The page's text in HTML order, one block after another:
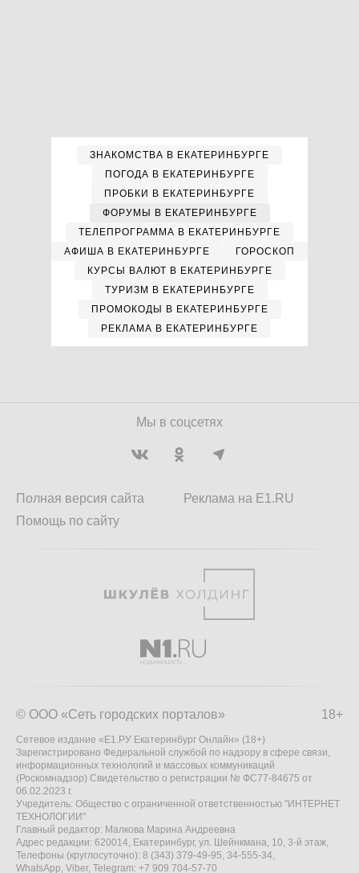
ЗНАКОМСТВА В ЕКАТЕРИНБУРГЕ
ПОГОДА В ЕКАТЕРИНБУРГЕ
ПРОБКИ В ЕКАТЕРИНБУРГЕ
ФОРУМЫ В ЕКАТЕРИНБУРГЕ
ТЕЛЕПРОГРАММА В ЕКАТЕРИНБУРГЕ
АФИША В ЕКАТЕРИНБУРГЕ
ГОРОСКОП
КУРСЫ ВАЛЮТ В ЕКАТЕРИНБУРГЕ
ТУРИЗМ В ЕКАТЕРИНБУРГЕ
ПРОМОКОДЫ В ЕКАТЕРИНБУРГЕ
РЕКЛАМА В ЕКАТЕРИНБУРГЕ
Мы в соцсетях
Полная версия сайта
Помощь по сайту
Реклама на E1.RU
18+
© ООО «Сеть городских порталов»
Сетевое издание «Е1.РУ Екатеринбург Онлайн» (18+)
Зарегистрировано Федеральной службой по надзору в сфере связи,
информационных технологий и массовых коммуникаций
(Роскомнадзор) Свидетельство о регистрации № ФС77-84675 от
06.02.2023 г.
Учредитель: Общество с ограниченной ответственностью "ИНТЕРНЕТ
ТЕХНОЛОГИИ"
Главный редактор: Малкова Марина Андреевна
Адрес редакции: 620014, Екатеринбург, ул. Шейнкмана, 10, 3-й этаж,
Телефоны (круглосуточно): 8 (343) 379-49-95, 34-555-34,
WhatsApp, Viber, Telegram: +7 909 704-57-70